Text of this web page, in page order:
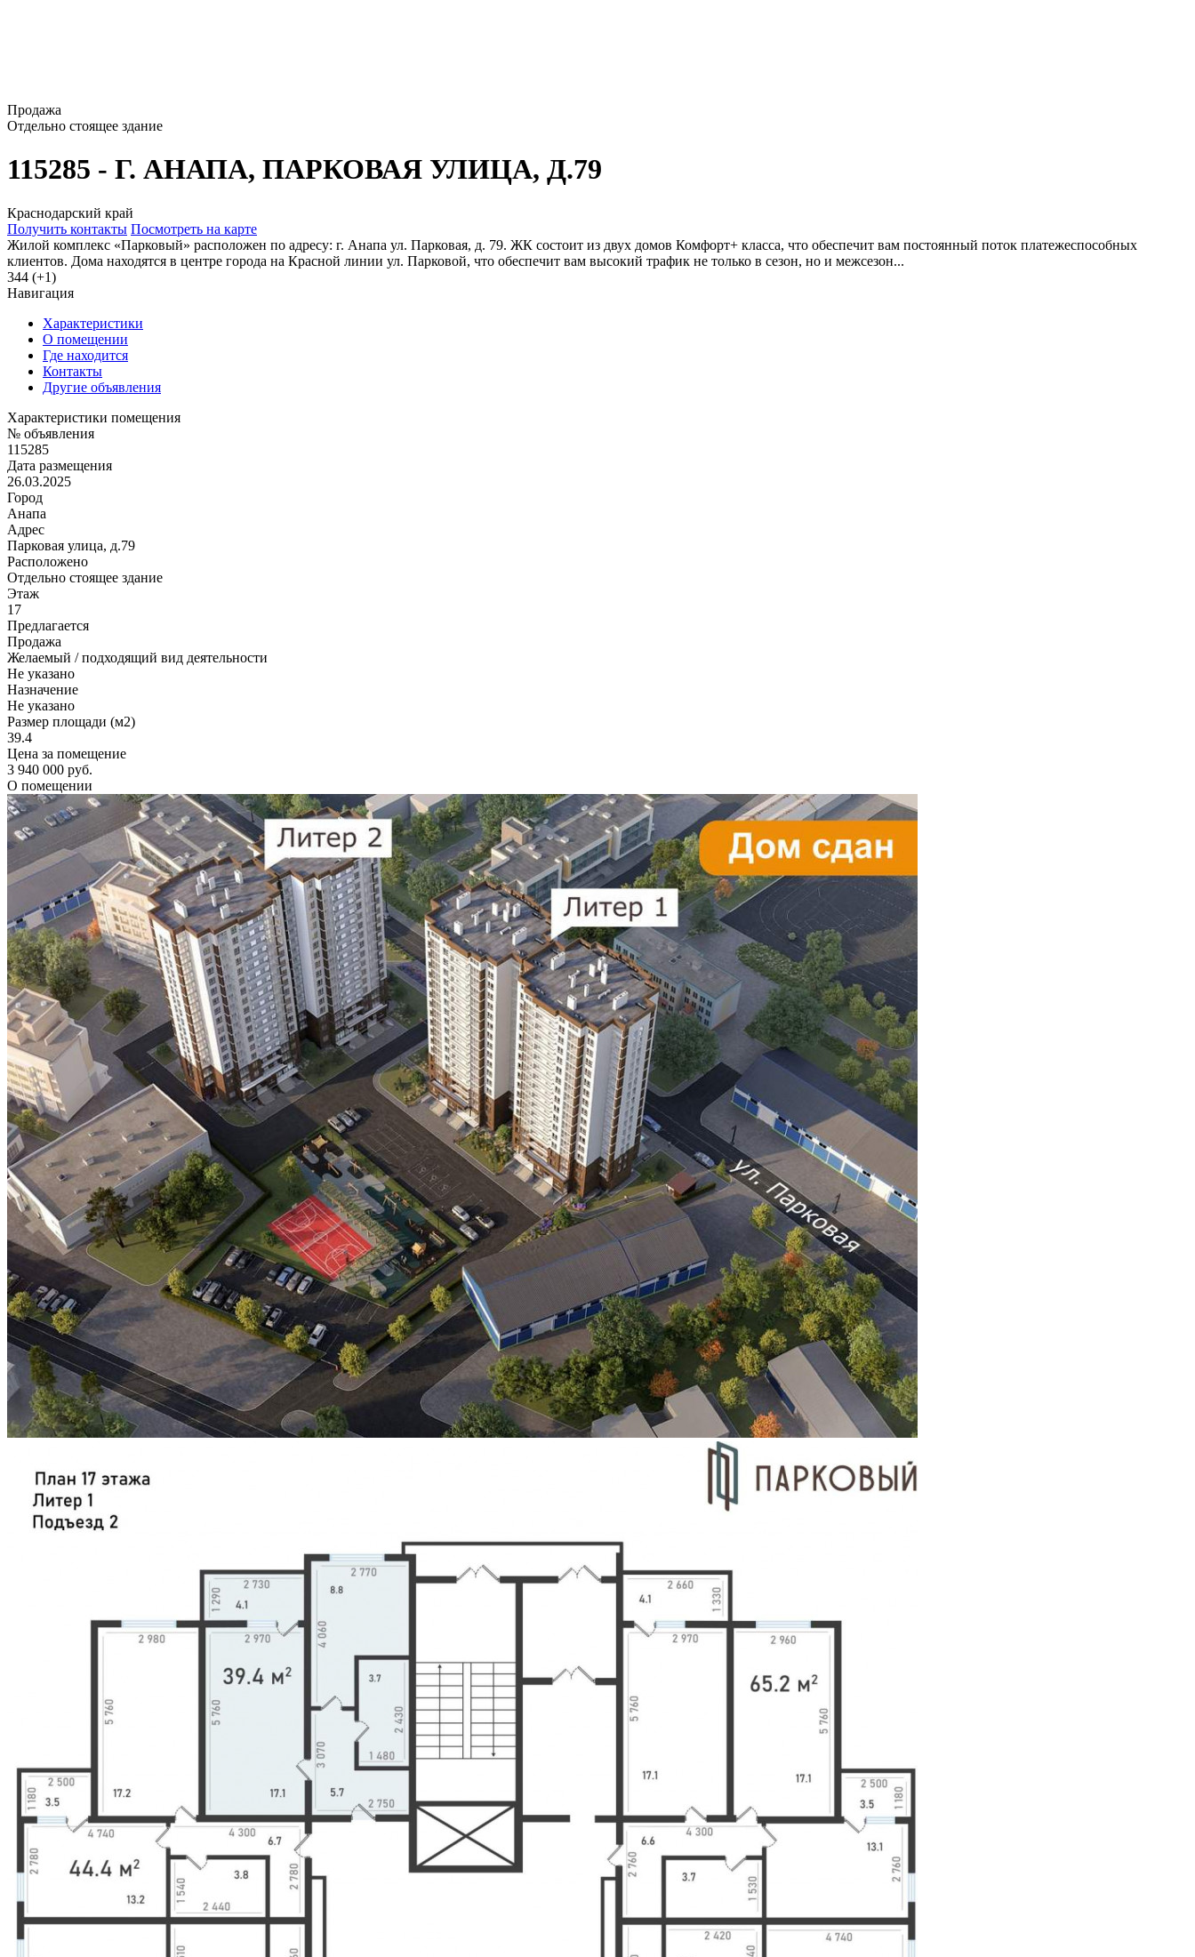
Продажа
Отдельно стоящее здание
115285 - Г. АНАПА, ПАРКОВАЯ УЛИЦА, Д.79
Краснодарский край
Получить контакты Посмотреть на карте
Жилой комплекс «Парковый» расположен по адресу: г. Анапа ул. Парковая, д. 79. ЖК состоит из двух домов Комфорт+ класса, что обеспечит вам постоянный поток платежеспособных
клиентов. Дома находятся в центре города на Красной линии ул. Парковой, что обеспечит вам высокий трафик не только в сезон, но и межсезон...
344 (+1)
Навигация
Характеристики
О помещении
Где находится
Контакты
Другие объявления
Характеристики помещения
№ объявления
115285
Дата размещения
26.03.2025
Город
Анапа
Адрес
Парковая улица, д.79
Расположено
Отдельно стоящее здание
Этаж
17
Предлагается
Продажа
Желаемый / подходящий вид деятельности
Не указано
Назначение
Не указано
Размер площади (м2)
39.4
Цена за помещение
3 940 000 руб.
О помещении